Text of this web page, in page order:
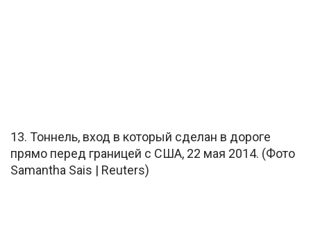
13. Тоннель, вход в который сделан в дороге
прямо перед границей с США, 22 мая 2014. (Фото
Samantha Sais | Reuters)